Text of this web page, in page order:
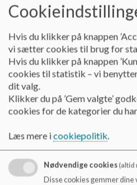
Ligeledes er formål med faget
gode væsentlige elementer.
Læseplanen ser ligeledes
Dog må vi igen påpege, at vi
Sønderborg Forvaltning ikke
hvad man som
Hvis du klikker på knappen
vi sætter cookies til brug for
Hvis du klikker på knappen
cookies til statistik – vi
dit valg.
Klikker du på ’Gem valgte’
cookies for de kategorier du
Læs mere icookiepolitik.
Nødvendige cookies(altid
Disse cookies gemmer